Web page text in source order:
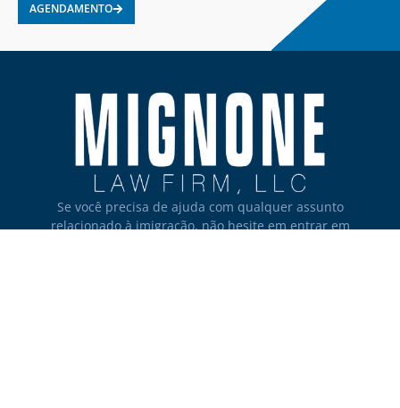
AGENDAMENTO
Se você precisa de ajuda com qualquer assunto
relacionado à imigração, não hesite em entrar em